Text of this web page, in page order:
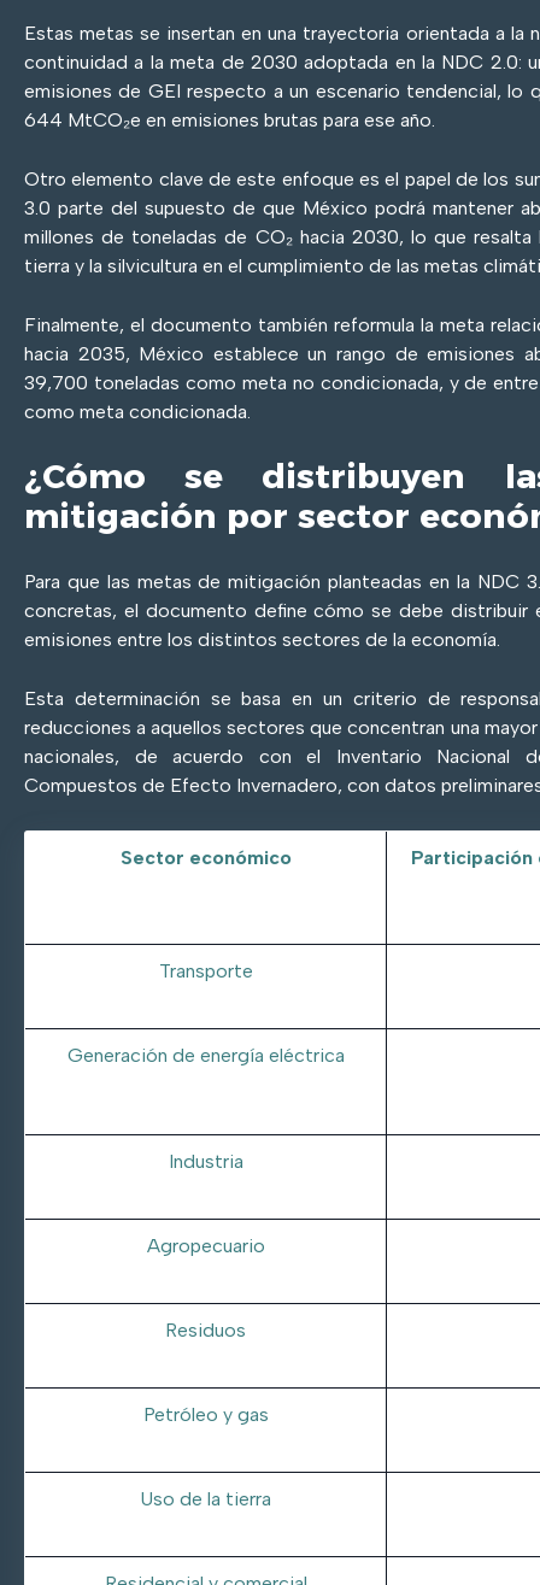
Estas metas se insertan en una trayectoria orientada a la
continuidad a la meta de 2030 adoptada en la NDC 2.0:
emisiones de GEI respecto a un escenario tendencial, lo
644 MtCO₂e en emisiones brutas para ese año.
Otro elemento clave de este enfoque es el papel de los
3.0 parte del supuesto de que México podrá mantener
millones de toneladas de CO₂ hacia 2030, lo que
tierra y la silvicultura en el cumplimiento de las metas
Finalmente, el documento también reformula la meta
hacia 2035, México establece un rango de emisiones
39,700 toneladas como meta no condicionada, y de
como meta condicionada.
¿Cómo se distribuyen
mitigación por sector
Para que las metas de mitigación planteadas en la NDC
concretas, el documento define cómo se debe distribuir
emisiones entre los distintos sectores de la economía.
Esta determinación se basa en un criterio de
reducciones a aquellos sectores que concentran una
nacionales, de acuerdo con el Inventario Nacional
Compuestos de Efecto Invernadero, con datos
Sector económico Participación
Transporte
Generación de energía eléctrica
Industria
Agropecuario
Residuos
Petróleo y gas
Uso de la tierra